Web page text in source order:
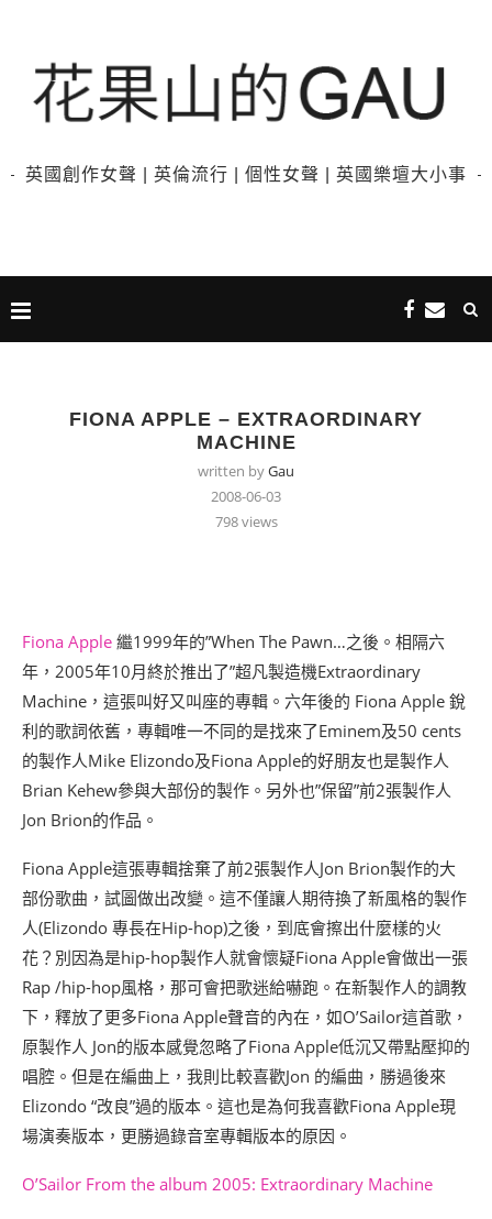
英國創作女聲 | 英倫流行 | 個性女聲 | 英國樂壇大小事
FIONA APPLE – EXTRAORDINARY
MACHINE
written byGau
2008-06-03
798views
Fiona Apple 繼1999年的”When The Pawn…之後。相隔六
年，2005年10月終於推出了”超凡製造機Extraordinary
Machine，這張叫好又叫座的專輯。六年後的 Fiona Apple 銳
利的歌詞依舊，專輯唯一不同的是找來了Eminem及50 cents
的製作人Mike Elizondo及Fiona Apple的好朋友也是製作人
Brian Kehew參與大部份的製作。另外也”保留”前2張製作人
Jon Brion的作品。
Fiona Apple這張專輯捨棄了前2張製作人Jon Brion製作的大
部份歌曲，試圖做出改變。這不僅讓人期待換了新風格的製作
人(Elizondo 專長在Hip-hop)之後，到底會擦出什麼樣的火
花？別因為是hip-hop製作人就會懷疑Fiona Apple會做出一張
Rap /hip-hop風格，那可會把歌迷給嚇跑。在新製作人的調教
下，釋放了更多Fiona Apple聲音的內在，如O’Sailor這首歌，
原製作人 Jon的版本感覺忽略了Fiona Apple低沉又帶點壓抑的
唱腔。但是在編曲上，我則比較喜歡Jon 的編曲，勝過後來
Elizondo “改良”過的版本。這也是為何我喜歡Fiona Apple現
場演奏版本，更勝過錄音室專輯版本的原因。
O’Sailor From the album 2005: Extraordinary Machine